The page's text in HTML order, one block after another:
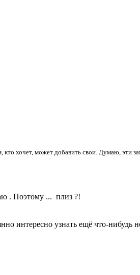
кто хочет, может добавить свои. Думаю, эти
. Поэтому ... плиз ?!
интересно узнать ещё что-нибудь